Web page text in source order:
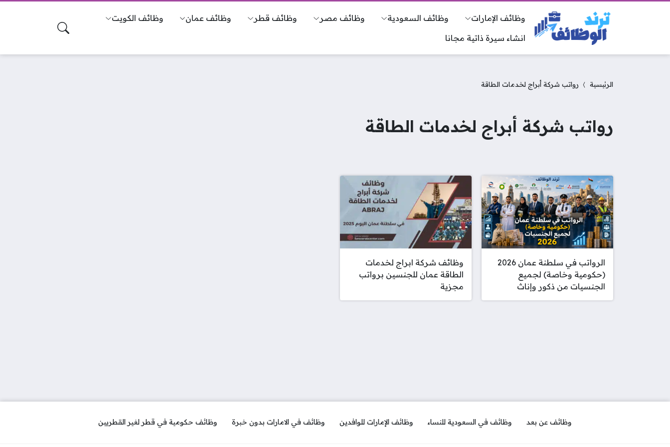
وظائف الإمارات وظائف السعودية وظائف مصر وظائف قطر وظائف عمان
وظائف الكويت
انشاء سيرة ذاتية مجانا
الرئيسية رواتب شركة أبراج لخدمات الطاقة
رواتب شركة أبراج لخدمات الطاقة
الرواتب في سلطنة عمان 2026
(حكومية وخاصة) لجميع
الجنسيات من ذكور وإناث
وظائف شركة ابراج لخدمات
الطاقة عمان للجنسين برواتب
مجزية
وظائف عن بعد وظائف في السعودية للنساء وظائف الإمارات للوافدين وظائف في الامارات بدون خبرة وظائف حكومية في قطر لغير القطريين